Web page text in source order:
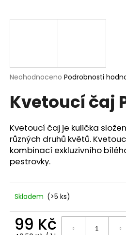
Průměrné
produktu
je
z
5
hvězdiček.
Neohodnoceno Podrobnosti
Kvetoucí čaj
Kvetoucí čaj je kulička
různých druhů květů.
kombinací exkluzivního
pestrovky.
Skladem (>5 ks)
99 Kč
j
?
HLEDAT
D
o
u
u